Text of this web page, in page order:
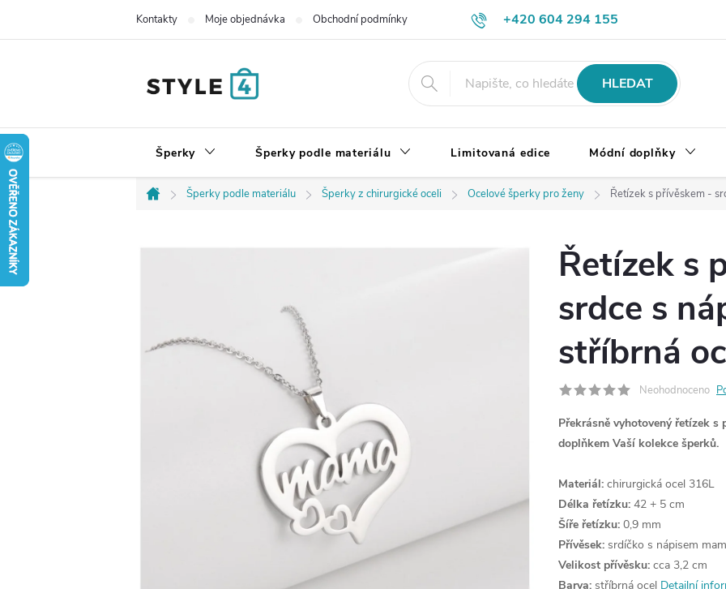
+420 604 294 155
Kontakty Moje objednávka Obchodní podmínky Výměna, vrácení a reklamace zboží
HLEDAT
Šperky Šperky podle materiálu Limitovaná edice Módní doplňky
Domů
Šperky podle materiálu Šperky z chirurgické oceli Ocelové šperky pro ženy Řetízek s přívěskem -
Řetízek s
srdce s
stříbrná
Neohodnoceno
Překrásně vyhotovený řetízek
doplňkem Vaší kolekce šperků.
Materiál: chirurgická ocel 316L
Délka řetízku: 42 + 5 cm
Šíře řetízku: 0,9 mm
Přívěsek: srdíčko s nápisem
Velikost přívěsku: cca 3,2 cm
Barva: stříbrná ocel Detailní